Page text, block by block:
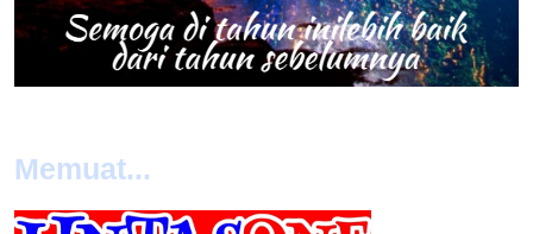
Memuat...